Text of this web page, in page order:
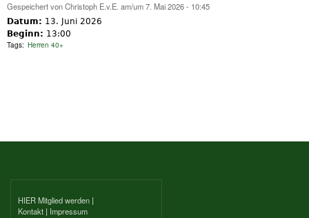
Gespeichert vonChristoph E.v.E. am/um 7. Mai 2026 - 10:45
Datum: 13. Juni 2026
Beginn: 13:00
Tags: Herren 40+
HIER Mitglied werden |
Kontakt | Impressum